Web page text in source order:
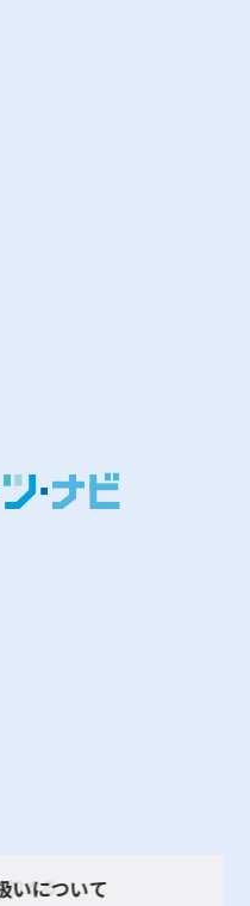
加する
いについて